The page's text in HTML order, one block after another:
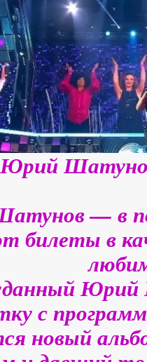
Юрий
— в
билеты в
Юрий
с
новый